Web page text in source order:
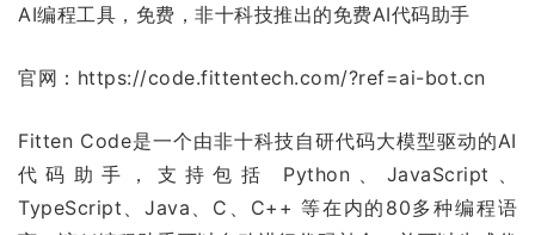
AI编程工具，免费，非十科技推出的免费AI代码助手
官网：https://code.fittentech.com/?ref=ai-bot.cn
Fitten Code是一个由非十科技自研代码大模型驱动的AI
代码助手，支持包括 Python、JavaScript、
TypeScript、Java、C、C++ 等在内的80多种编程语